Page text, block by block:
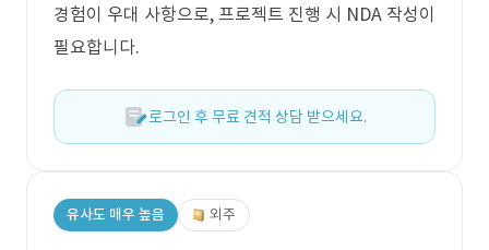
경험이 우대 사항으로, 프로젝트 진행 시 NDA 작성이
필요합니다.
로그인 후 무료 견적 상담 받으세요.
유사도 매우 높음 외주